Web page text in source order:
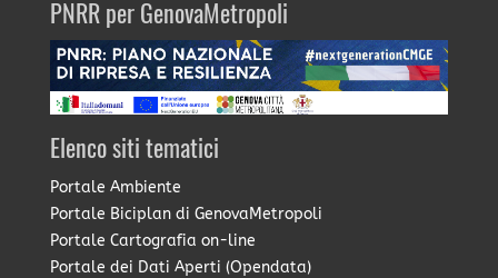
PNRR per GenovaMetropoli
Elenco siti tematici
Portale Ambiente
Portale Biciplan di GenovaMetropoli
Portale Cartografia on-line
Portale dei Dati Aperti (Opendata)